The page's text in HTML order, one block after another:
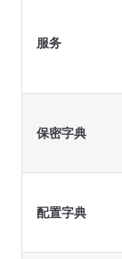
服务
保密字典
配置字典